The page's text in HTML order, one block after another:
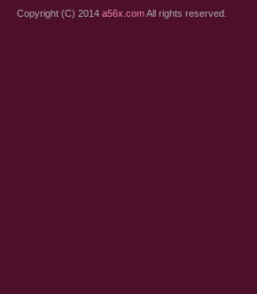
Copyright (C) 2014 a56x.comAll rights reserved.